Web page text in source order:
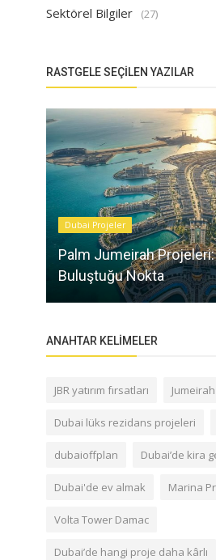
Sektörel Bilgiler (27)
RASTGELE SEÇILEN YAZILAR
Dubai Projeler
Palm Jumeirah
Buluştuğu Nokta
ANAHTAR KELIMELER
JBR yatırım fırsatları Jumeirah
Dubai lüks rezidans projeleri
dubaioffplan Dubai’de kira
Dubai'de ev almak Marina
Volta Tower Damac
Dubai’de hangi proje daha kârlı